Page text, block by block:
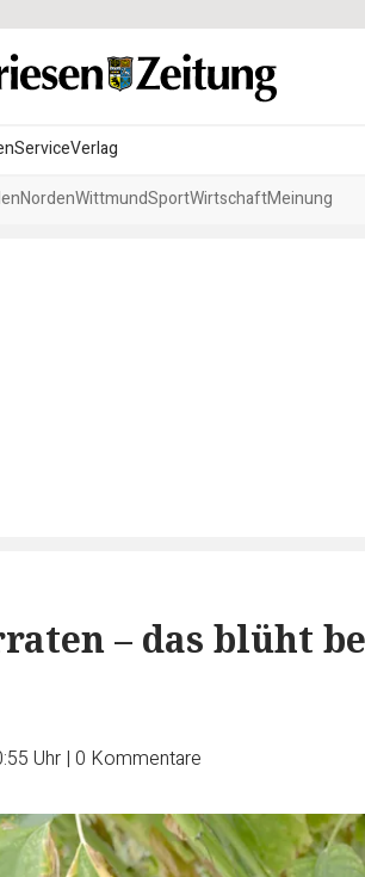
ServiceVerlag
NordenWittmundSportWirtschaftMeinung
– das blüht
Uhr | 0 Kommentare